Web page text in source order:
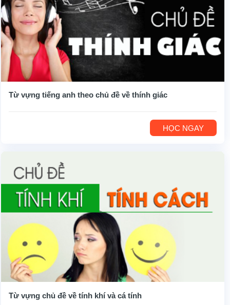
Từ vựng tiếng anh theo chủ đề về thính giác
HỌC NGAY
Từ vựng chủ đề về tính khí và cá tính